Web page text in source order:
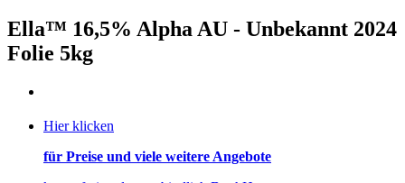
Ella™ 16,5% Alpha AU - Unbekannt 2024
Folie 5kg
Hier klicken
für Preise und viele weitere Angebote